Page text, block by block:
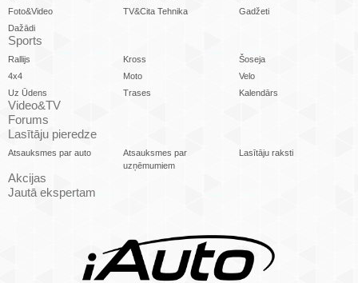
Foto&Video
TV&Cita Tehnika
Gadžeti
Dažādi
Sports
Rallijs Kross
Šoseja
4x4
Moto
Velo
Uz Ūdens
Trases Kalendārs
Video&TV
Forums
Lasītāju pieredze
Atsauksmes par auto
Atsauksmes par
uzņēmumiem
Lasītāju raksti
Akcijas
Jautā ekspertam